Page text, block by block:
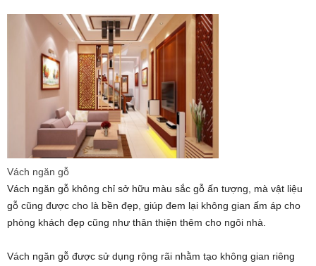
Vách ngăn gỗ
Vách ngăn gỗ không chỉ sở hữu màu sắc gỗ ấn tượng, mà vật liệu
gỗ cũng được cho là bền đẹp, giúp đem lại không gian ấm áp cho
phòng khách đẹp cũng như thân thiện thêm cho ngôi nhà.
Vách ngăn gỗ được sử dụng rộng rãi nhằm tạo không gian riêng